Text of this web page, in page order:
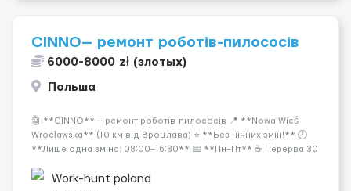
CINNO— ремонт роботів-пилососів
6000-8000 zł (злотых)
Польша
🤖 **CINNO** — ремонт роботів-пилососів 📍 **Nowa Wieś
Wrocławska** (10 км від Вроцлава) ⭐ **Без нічних змін!** 🕗
**Лише одна зміна: 08:00–16:30** 📅 **Пн–Пт** ☕ Перерва 30
zł/год нетто** 🎓 **31,40 zł/го...
Work-hunt poland